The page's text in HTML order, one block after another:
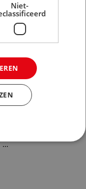
in toerisme ben
reis je de hele wereld
van je team, je klant en
weet je klanten
...
Niet-